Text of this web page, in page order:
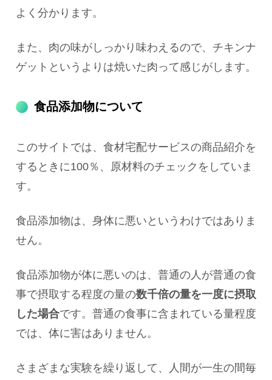
よく分かります。
また、肉の味がしっかり味わえるので、チキンナ
ゲットというよりは焼いた肉って感じがします。
食品添加物について
このサイトでは、食材宅配サービスの商品紹介を
するときに100％、原材料のチェックをしていま
す。
食品添加物は、身体に悪いというわけではありま
せん。
食品添加物が体に悪いのは、普通の人が普通の食
事で摂取する程度の量の数千倍の量を一度に摂取
した場合です。普通の食事に含まれている量程度
では、体に害はありません。
さまざまな実験を繰り返して、人間が一生の間毎